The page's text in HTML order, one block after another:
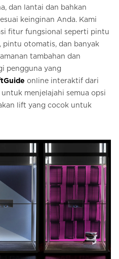
dan lantai dan bahkan
keinginan Anda. Kami
fitur fungsional seperti pintu
pintu otomatis, dan banyak
tambahan dan
pengguna yang
online interaktif dari
menjelajahi semua opsi
lift yang cocok untuk